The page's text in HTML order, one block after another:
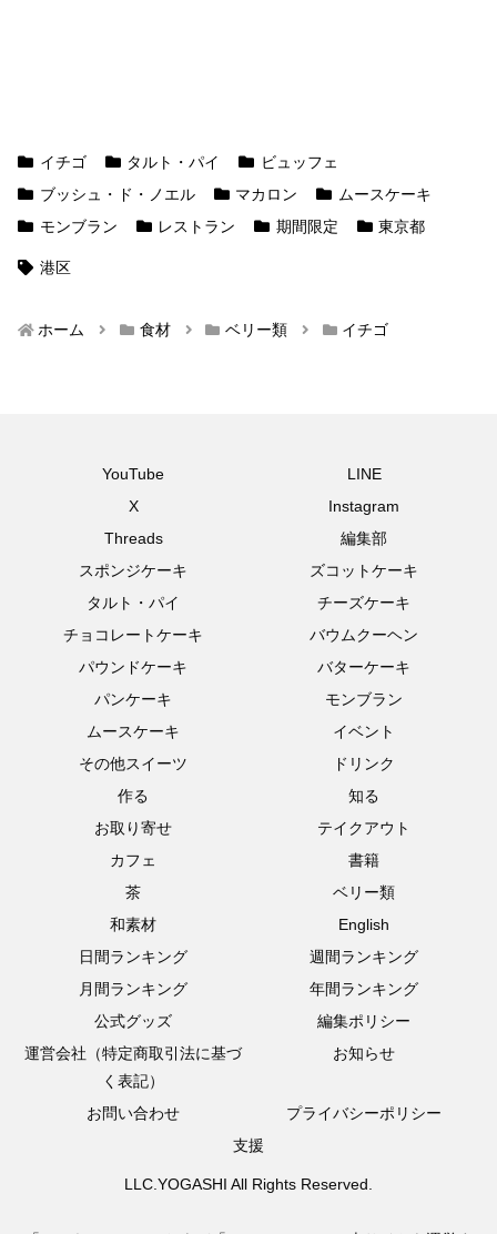
イチゴ タルト・パイ
ビュッフェ
ブッシュ・ド・ノエル
マカロン
ムースケーキ
モンブラン
レストラン 期間限定 東京都
港区
ホーム 食材 ベリー類 イチゴ
YouTube
LINE
X
Instagram
Threads
編集部
スポンジケーキ
ズコットケーキ
タルト・パイ
チーズケーキ
チョコレートケーキ
バウムクーヘン
パウンドケーキ
バターケーキ
パンケーキ
モンブラン
ムースケーキ
イベント
その他スイーツ
ドリンク
作る
知る
お取り寄せ
テイクアウト
カフェ
書籍
茶
ベリー類
和素材
English
日間ランキング
週間ランキング
月間ランキング
年間ランキング
公式グッズ
編集ポリシー
運営会社（特定商取引法に基づ
く表記）
お知らせ
お問い合わせ
プライバシーポリシー
支援
LLC.YOGASHI All Rights Reserved.